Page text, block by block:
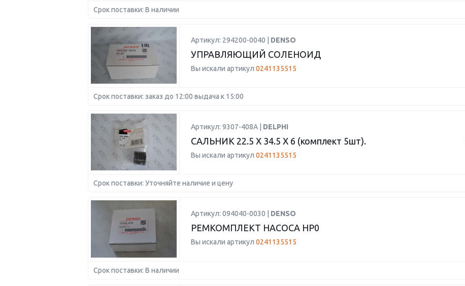
Срок поставки: В наличии
Артикул: 294200-0040 | DENSO
УПРАВЛЯЮЩИЙ СОЛЕНОИД
Вы искали артикул 0241135515
Срок поставки: заказ до 12:00 выдача к 15:00
Артикул: 9307-408A | DELPHI
САЛЬНИК 22.5 X 34.5 X 6 (комплект 5шт).
Вы искали артикул 0241135515
Срок поставки: Уточняйте наличие и цену
Артикул: 094040-0030 | DENSO
РЕМКОМПЛЕКТ НАСОСА HP0
Вы искали артикул 0241135515
Срок поставки: В наличии